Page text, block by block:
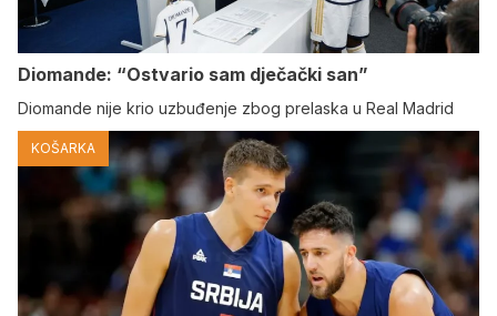
Diomande: “Ostvario sam dječački san”
Diomande nije krio uzbuđenje zbog prelaska u Real Madrid
KOŠARKA